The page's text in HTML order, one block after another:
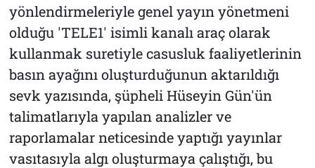
yönlendirmeleriyle genel yayın yönetmeni
olduğu 'TELE1' isimli kanalı araç olarak
kullanmak suretiyle casusluk faaliyetlerinin
basın ayağını oluşturduğunun aktarıldığı
sevk yazısında, şüpheli Hüseyin Gün'ün
talimatlarıyla yapılan analizler ve
raporlamalar neticesinde yaptığı yayınlar
vasıtasıyla algı oluşturmaya çalıştığı, bu